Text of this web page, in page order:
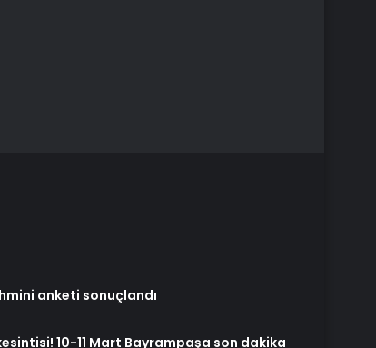
anketi sonuçlandı
10-11 Mart Bayrampaşa son dakika